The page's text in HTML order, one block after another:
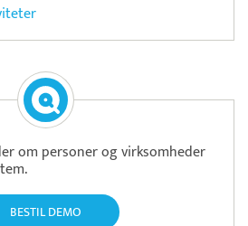
om personer og virksomheder
BESTIL DEMO